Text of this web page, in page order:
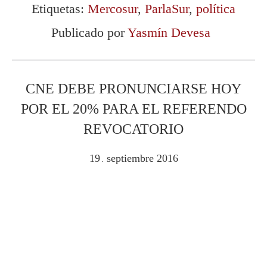
Etiquetas: Mercosur, ParlaSur, política
Publicado porYasmín Devesa
CNE DEBE PRONUNCIARSE HOY
POR EL 20% PARA EL REFERENDO
REVOCATORIO
19 septiembre 2016